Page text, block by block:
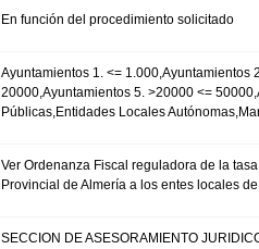
En función del procedimiento solicitado
Ayuntamientos 1. <= 1.000,Ayuntamientos
20000,Ayuntamientos 5. >20000 <=
Públicas,Entidades Locales
Ver Ordenanza Fiscal reguladora de la
Provincial de Almería a los entes locales
SECCION DE ASESORAMIENTO